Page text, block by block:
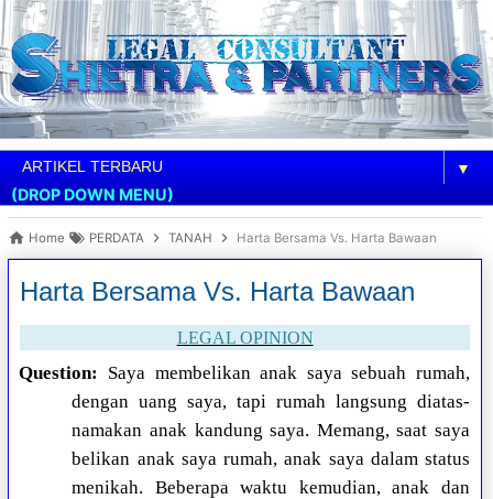
▼
(DROP DOWN MENU)
Home PERDATA TANAH Harta Bersama Vs. Harta Bawaan
Harta Bersama Vs. Harta Bawaan
LEGAL OPINION
Question: Saya membelikan anak saya sebuah rumah,
dengan uang saya, tapi rumah langsung diatas-
namakan anak kandung saya. Memang, saat saya
belikan anak saya rumah, anak saya dalam status
menikah. Beberapa waktu kemudian, anak dan